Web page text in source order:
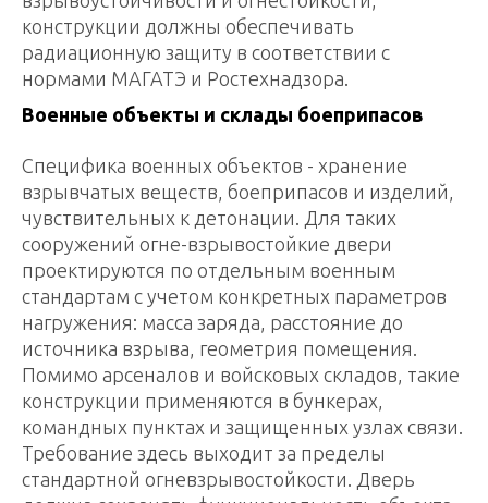
конструкции должны обеспечивать
радиационную защиту в соответствии с
нормами МАГАТЭ и Ростехнадзора.
Военные объекты и склады боеприпасов
Специфика военных объектов - хранение
взрывчатых веществ, боеприпасов и изделий,
чувствительных к детонации. Для таких
сооружений огне-взрывостойкие двери
проектируются по отдельным военным
стандартам с учетом конкретных параметров
нагружения: масса заряда, расстояние до
источника взрыва, геометрия помещения.
Помимо арсеналов и войсковых складов, такие
конструкции применяются в бункерах,
командных пунктах и защищенных узлах связи.
Требование здесь выходит за пределы
стандартной огневзрывостойкости. Дверь